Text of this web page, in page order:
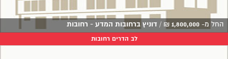
החל מ- 1,800,000
₪
/ דוניץ ברחובות המדע - רחובות
לב הדרים רחובות